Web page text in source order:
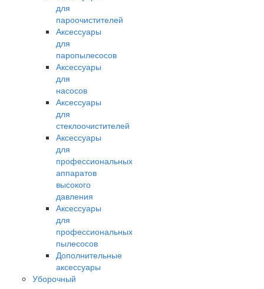
для
пароочистителей
Аксессуары
для
паропылесосов
Аксессуары
для
насосов
Аксессуары
для
стеклоочистителей
Аксессуары
для
профессиональных
аппаратов
высокого
давления
Аксессуары
для
профессиональных
пылесосов
Дополнительные
аксессуары
Уборочный